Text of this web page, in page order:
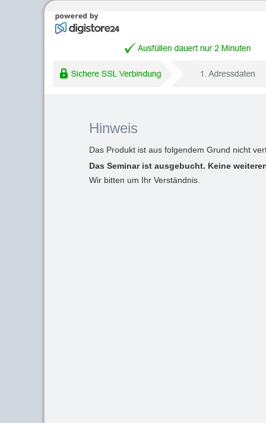
Hinweis
Das Produkt ist aus folgendem Grund nicht
Das Seminar ist ausgebucht. Keine
Wir bitten um Ihr Verständnis.